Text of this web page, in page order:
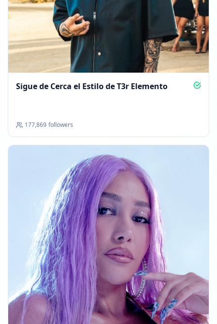
Sigue de Cerca el Estilo de T3r Elemento
177,869 followers